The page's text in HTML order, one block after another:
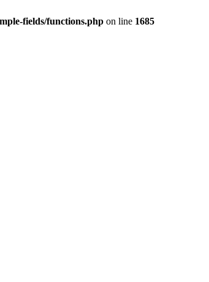
fields/functions.php on line 1685